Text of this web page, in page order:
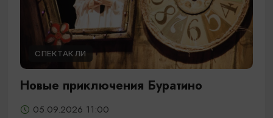
СПЕКТАКЛИ
Новые приключения Буратино
05.09.2026 11:00